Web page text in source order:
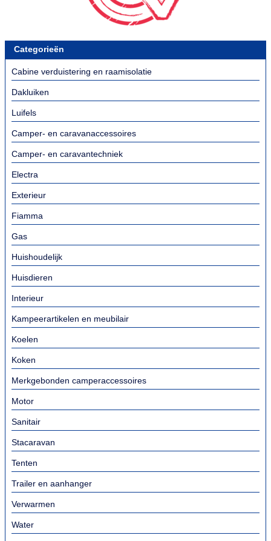
Categorieën
Cabine verduistering en raamisolatie
Dakluiken
Luifels
Camper- en caravanaccessoires
Camper- en caravantechniek
Electra
Exterieur
Fiamma
Gas
Huishoudelijk
Huisdieren
Interieur
Kampeerartikelen en meubilair
Koelen
Koken
Merkgebonden camperaccessoires
Motor
Sanitair
Stacaravan
Tenten
Trailer en aanhanger
Verwarmen
Water